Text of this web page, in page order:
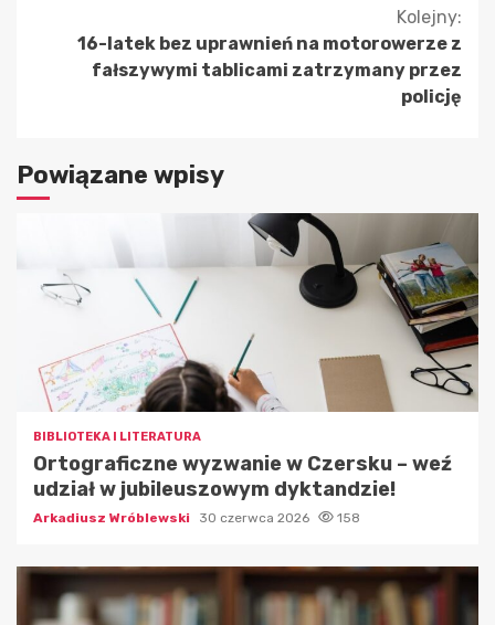
Kolejny:
16-latek bez uprawnień na motorowerze z
fałszywymi tablicami zatrzymany przez
policję
Powiązane wpisy
BIBLIOTEKA I LITERATURA
Ortograficzne wyzwanie w Czersku – weź
udział w jubileuszowym dyktandzie!
Arkadiusz Wróblewski 30 czerwca 2026 158